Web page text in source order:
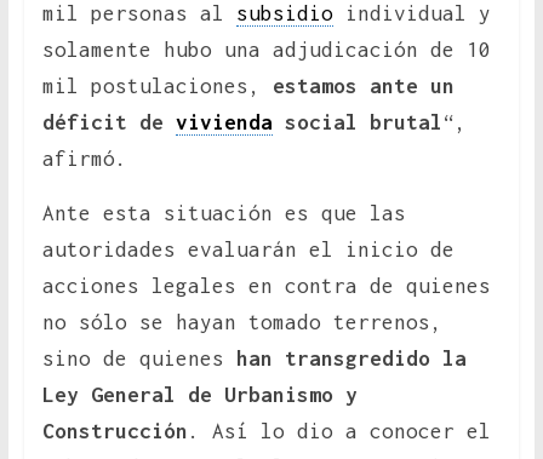
mil personas al subsidioindividual y
solamente hubo una adjudicación de 10
mil postulaciones, estamos ante un
déficit de vivienda social brutal “,
afirmó.
Ante esta situación es que las
autoridades evaluarán el inicio de
acciones legales en contra de quienes
no sólo se hayan tomado terrenos,
sino de quienes
han transgredido la
Ley General de Urbanismo y
Construcción . Así lo dio a conocer el